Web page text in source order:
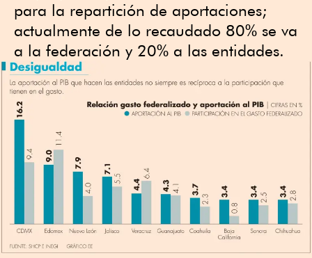
para la repartición de aportaciones;
actualmente de lo recaudado 80% se va
a la federación y 20% a las entidades.